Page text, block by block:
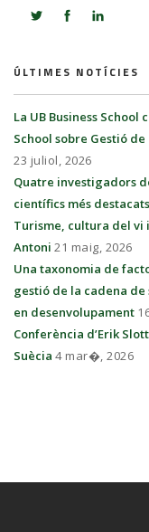
ÚLTIMES NOTÍCIES
La UB Business
School sobre Gestió
23 juliol, 2026
Quatre investigadors
científics més
Turisme, cultura del vi
Antoni 21 maig, 2026
Una taxonomia de
gestió de la cadena de
en desenvolupament
Conferència d’Erik
Suècia 4 mar�, 2026